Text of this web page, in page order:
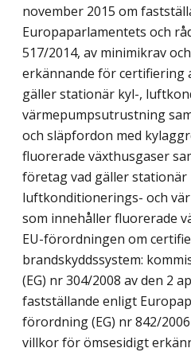
november 2015 om
Europaparlamentets och
517/2014, av minimikrav
erkännande för certifiering
gäller stationär kyl-,
värmepumpsutrustning
och släpfordon med
fluorerade växthusgaser
företag vad gäller stationär
luftkonditionerings- och
som innehåller fluorerade
EU-förordningen om
brandskyddssystem:
(EG) nr 304/2008 av den 2
fastställande enligt
förordning (EG) nr 842/
villkor för ömsesidigt